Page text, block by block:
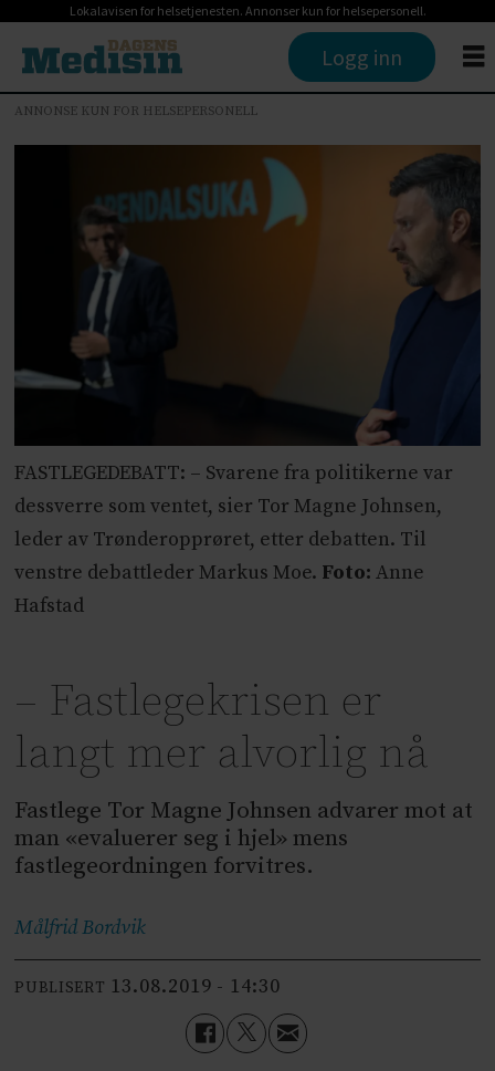
Lokalavisen for helsetjenesten. Annonser kun for helsepersonell.
Logg inn
ANNONSE KUN FOR HELSEPERSONELL
FASTLEGEDEBATT: – Svarene fra politikerne var
dessverre som ventet, sier Tor Magne Johnsen,
leder av Trønderopprøret, etter debatten. Til
venstre debattleder Markus Moe. Foto: Anne
Hafstad
– Fastlegekrisen er
langt mer alvorlig nå
Fastlege Tor Magne Johnsen advarer mot at
man «evaluerer seg i hjel» mens
fastlegeordningen forvitres.
MålfridBordvik
PUBLISERT 13.08.2019 - 14:30